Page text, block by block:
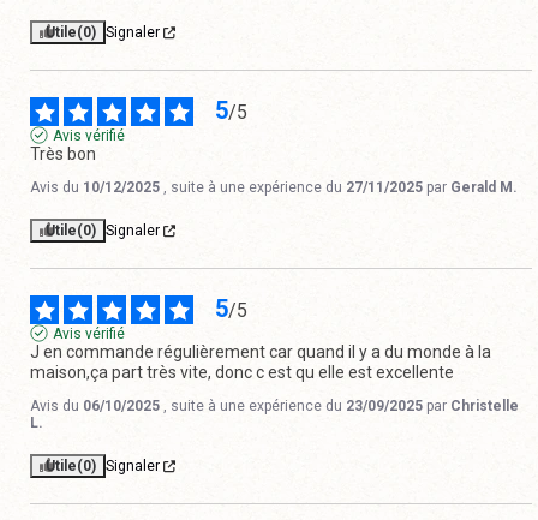
Utile(0) Signaler
5/5
Avis vérifié
Très bon
Avis du 10/12/2025 , suite à une expérience du 27/11/2025 par Gerald M.
Utile(0) Signaler
5/5
Avis vérifié
J en commande régulièrement car quand il y a du monde à la
maison,ça part très vite, donc c est qu elle est excellente
Avis du 06/10/2025 , suite à une expérience du 23/09/2025 par Christelle
L.
Utile(0) Signaler